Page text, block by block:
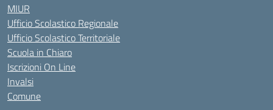
MIUR
Ufficio Scolastico Regionale
Ufficio Scolastico Territoriale
Scuola in Chiaro
Iscrizioni On Line
Invalsi
Comune